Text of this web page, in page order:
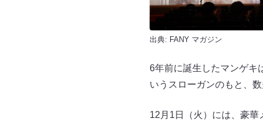
出典: FANY マガジン
6年前に誕生したマンゲキ
いうスローガンのもと、
12月1日（火）には、豪